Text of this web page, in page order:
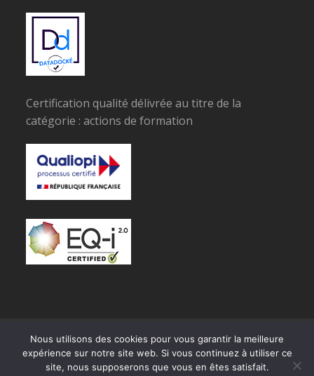
Certification qualité délivrée au titre de la
catégorie : actions de formation
RGPD
Nous utilisons des cookies pour vous garantir la meilleure
expérience sur notre site web. Si vous continuez à utiliser ce
site, nous supposerons que vous en êtes satisfait.